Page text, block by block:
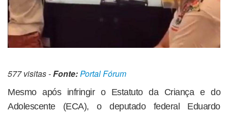
577 visitas -Fonte:Portal Fórum
Mesmo após infringir o Estatuto da Criança e do
Adolescente (ECA), o deputado federal Eduardo